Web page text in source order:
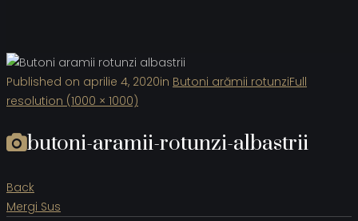
Published on aprilie 4, 2020in Butoni arămii rotunziFull
resolution (1000 × 1000)
butoni-aramii-rotunzi-albastrii
Back
Mergi Sus